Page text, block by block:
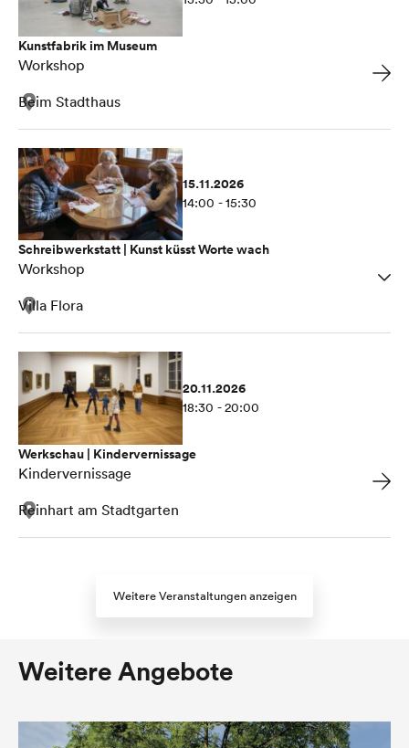
Kunstfabrik im Museum
Workshop
Beim Stadthaus
15.11.2026
14:00 - 15:30
Schreibwerkstatt | Kunst küsst Worte wach
Workshop
Villa Flora
20.11.2026
18:30 - 20:00
Werkschau | Kindervernissage
Kindervernissage
Reinhart am Stadtgarten
Weitere Veranstaltungen anzeigen
Weitere Angebote